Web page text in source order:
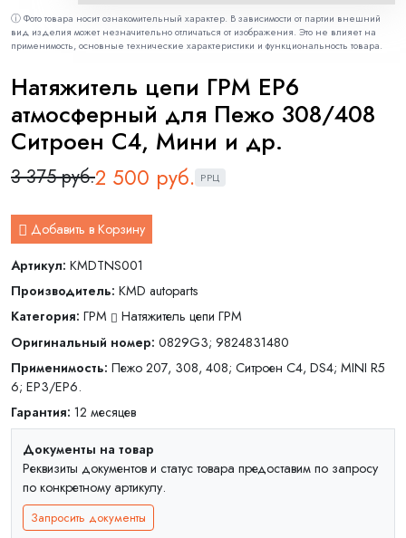
ⓘ Фото товара носит ознакомительный характер. В зависимости от партии внешний
вид изделия может незначительно отличаться от изображения. Это не влияет на
применимость, основные технические характеристики и функциональность товара.
Натяжитель цепи ГРМ EP6
атмосферный для Пежо 308/408
Ситроен С4, Мини и др.
3 375 руб.2 500 руб. РРЦ
Добавить в Корзину
Артикул: KMDTNS001
Производитель: KMD autoparts
Категория: ГРМ
Натяжитель цепи ГРМ
Оригинальный номер: 0829G3; 9824831480
Применимость: Пежо 207, 308, 408; Ситроен C4, DS4; MINI R5
6; EP3/EP6.
Гарантия: 12 месяцев
Документы на товар
Реквизиты документов и статус товара предоставим по запросу
по конкретному артикулу.
Запросить документы